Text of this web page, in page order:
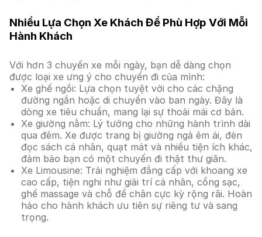
Nhiều Lựa Chọn Xe Khách Để Phù Hợp Với Mỗi
Hành Khách
Với hơn 3 chuyến xe mỗi ngày, bạn dễ dàng chọn
được loại xe ưng ý cho chuyến đi của mình:
Xe ghế ngồi: Lựa chọn tuyệt vời cho các chặng
đường ngắn hoặc di chuyển vào ban ngày. Đây là
dòng xe tiêu chuẩn, mang lại sự thoải mái cơ bản.
Xe giường nằm: Lý tưởng cho những hành trình dài
qua đêm. Xe được trang bị giường ngả êm ái, đèn
đọc sách cá nhân, quạt mát và nhiều tiện ích khác,
đảm bảo bạn có một chuyến đi thật thư giãn.
Xe Limousine: Trải nghiệm đẳng cấp với khoang xe
cao cấp, tiện nghi như giải trí cá nhân, cổng sạc,
ghế massage và chỗ để chân cực kỳ rộng rãi. Hoàn
hảo cho hành khách ưu tiên sự riêng tư và sang
trọng.